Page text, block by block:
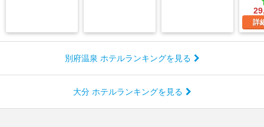
詳
別府温泉 ホテルランキングを見る
大分 ホテルランキングを見る